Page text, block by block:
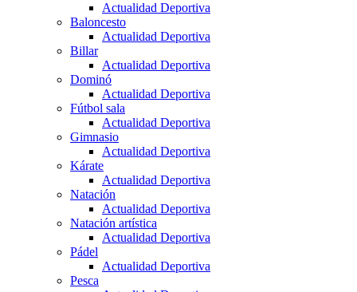
Actualidad Deportiva
Baloncesto
Actualidad Deportiva
Billar
Actualidad Deportiva
Dominó
Actualidad Deportiva
Fútbol sala
Actualidad Deportiva
Gimnasio
Actualidad Deportiva
Kárate
Actualidad Deportiva
Natación
Actualidad Deportiva
Natación artística
Actualidad Deportiva
Pádel
Actualidad Deportiva
Pesca